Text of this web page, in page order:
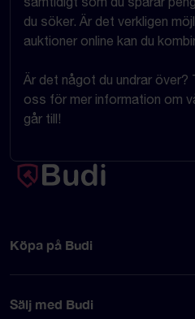
du söker. Är det verkligen
auktioner online kan du
Är det något du undrar
oss för mer information om
går till!
Köpa på Budi
Sälj med Budi